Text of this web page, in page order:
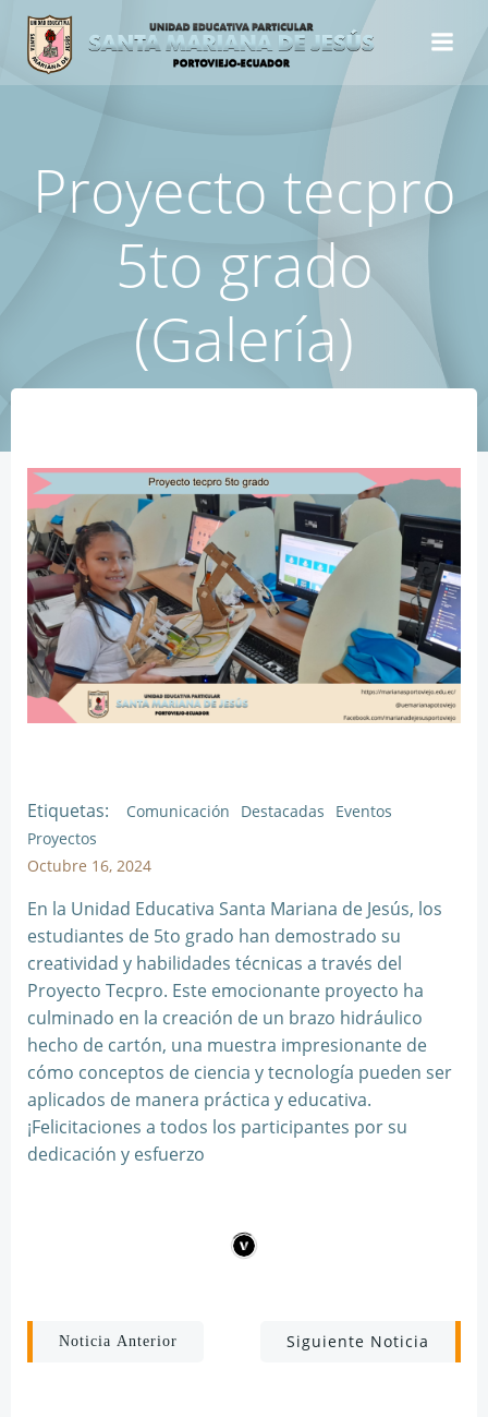
al
contenido
Proyecto tecpro
5to grado
(Galería)
Etiquetas: Comunicación Destacadas
Eventos
Proyectos
Octubre 16, 2024
En la Unidad Educativa Santa Mariana de Jesús, los
estudiantes de 5to grado han demostrado su
creatividad y habilidades técnicas a través del
Proyecto Tecpro. Este emocionante proyecto ha
culminado en la creación de un brazo hidráulico
hecho de cartón, una muestra impresionante de
cómo conceptos de ciencia y tecnología pueden ser
aplicados de manera práctica y educativa.
¡Felicitaciones a todos los participantes por su
dedicación y esfuerzo
Navegación
Noticia Anterior
Navegación
Siguiente Noticia